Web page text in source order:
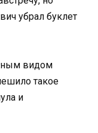
убрал буклет
видом
такое
и